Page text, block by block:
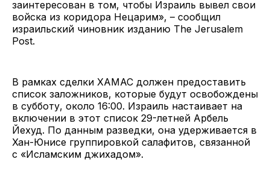
заинтересован в том, чтобы Израиль вывел свои
войска из коридора Нецарим», – сообщил
израильский чиновник изданию The Jerusalem
Post.
В рамках сделки ХАМАС должен предоставить
список заложников, которые будут освобождены
в субботу, около 16:00. Израиль настаивает на
включении в этот список 29-летней Арбель
Йехуд. По данным разведки, она удерживается в
Хан-Юнисе группировкой салафитов, связанной
с «Исламским джихадом».